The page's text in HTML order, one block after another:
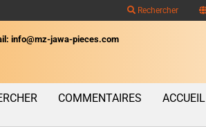
Rechercher
Wohnort
info@mz-jawa-pieces.com
COMMENTAIRES ACCUEIL